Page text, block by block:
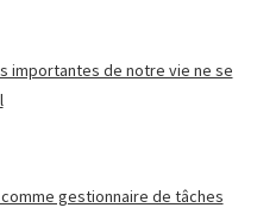
importantes de notre vie ne se
gestionnaire de tâches